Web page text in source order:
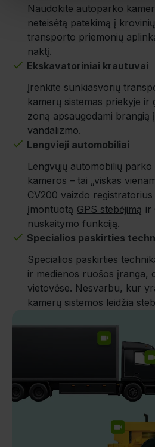
Naudokite autoparko
neteisėtą patekimą į
transporto priemonių
naktį.
Ekskavatoriniai krautuvai
Įrenkite sunkiasvorių
kamerų sistemas priekyje ir
zoną apsaugodami brangią
vandalizmo.
Lengvieji automobiliai
Lengvųjų automobilių
kameros – tai „viskas
CV200 vaizdo
įmontuotą GPS stebėjimą ir
nuskaitymo funkciją.
Specialios paskirties
Specialios paskirties
ir medienos ruošos įranga,
vietovėse. Nesvarbu, kur
kamerų sistemos leidžia